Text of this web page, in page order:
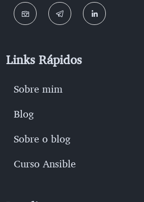
Links Rápidos
Sobre mim
Blog
Sobre o blog
Curso Ansible